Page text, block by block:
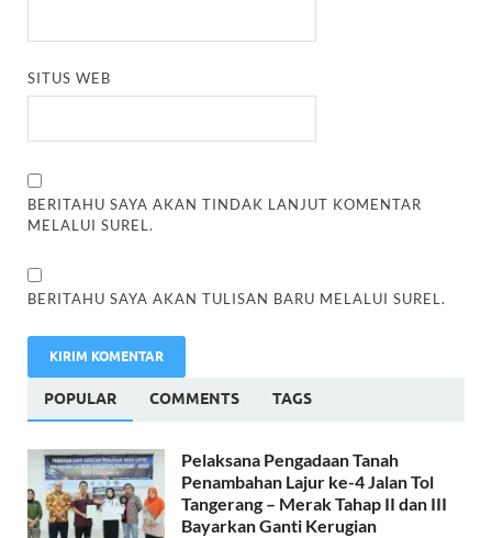
SITUS WEB
BERITAHU SAYA AKAN TINDAK LANJUT KOMENTAR
MELALUI SUREL.
BERITAHU SAYA AKAN TULISAN BARU MELALUI SUREL.
POPULAR COMMENTS TAGS
Pelaksana Pengadaan Tanah
Penambahan Lajur ke-4 Jalan Tol
Tangerang – Merak Tahap II dan III
Bayarkan Ganti Kerugian